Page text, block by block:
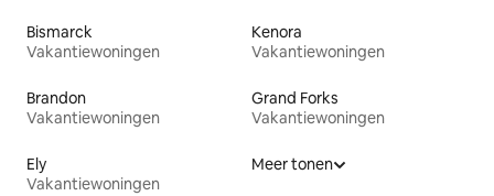
Bismarck
Vakantiewoningen
Kenora
Vakantiewoningen
Brandon
Vakantiewoningen
Grand Forks
Vakantiewoningen
Ely
Vakantiewoningen
Meer tonen